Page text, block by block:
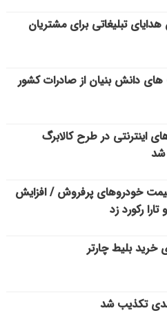
تبلیغاتی برای مشتریان
دانش بنیان از صادرات کشور
اینترنتی در طرح کالابرگ
خودروهای پرفروش / افزایش
رکورد زد
بلیط چارتر
تکذیب شد